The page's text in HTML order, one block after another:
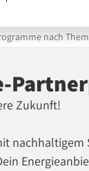
nach
Zukunft!